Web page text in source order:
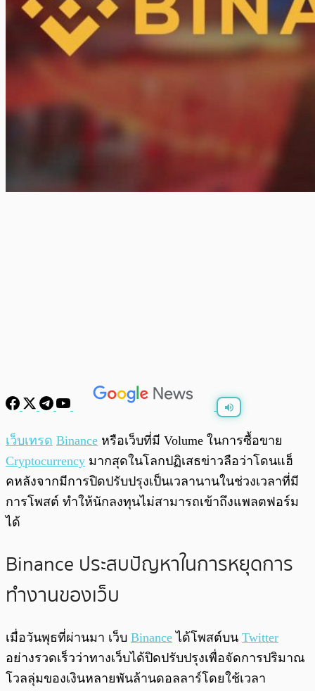
0:00
เว็บเทรด Binance หรือเว็บที่มี Volume ในการซื้อขาย
Cryptocurrency มากสุดในโลกปฏิเสธข่าวลือว่าโดนแฮ็
คหลังจากมีการปิดปรับปรุงเป็นเวลานานในช่วงเวลาที่มี
การโพสต์ ทำให้นักลงทุนไม่สามารถเข้าถึงแพลตฟอร์ม
ได้
Binance ประสบปัญหาในการหยุดการ
ทำงานของเว็บ
เมื่อวันพุธที่ผ่านมา เว็บ Binance ได้โพสต์บน Twitter
อย่างรวดเร็วว่าทางเว็บได้ปิดปรับปรุงเพื่อจัดการปริมาณ
โวลลุ่มของเงินหลายพันล้านดอลลาร์โดยใช้เวลา